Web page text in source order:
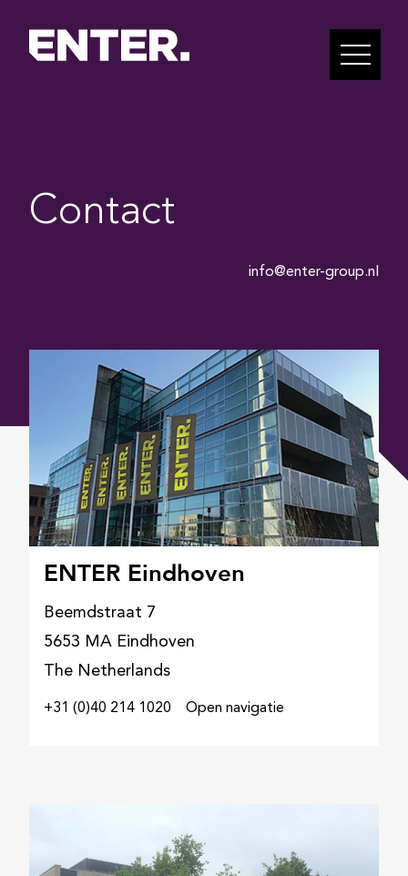
Contact
info@enter-group.nl
ENTER Eindhoven
Beemdstraat 7
5653 MA Eindhoven
The Netherlands
+31 (0)40 214 1020 Open navigatie